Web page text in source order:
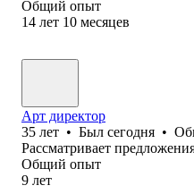
Общий опыт
14 лет 10 месяцев
Арт директор
35 лет • Был сегодня •
Рассматривает
Общий опыт
9 лет